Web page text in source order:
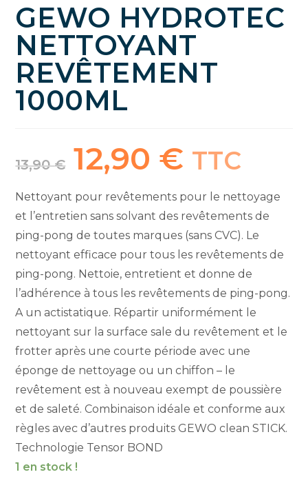
GEWO HYDROTEC
NETTOYANT
REVÊTEMENT
1000ML
13,90€
Le
prix
initial
12,90 € prix
TTC
Nettoyant pour revêtements pour le nettoyage
et l’entretien sans solvant des revêtements de
ping-pong de toutes marques (sans CVC). Le
nettoyant efficace pour tous les revêtements de
ping-pong. Nettoie, entretient et donne de
l’adhérence à tous les revêtements de ping-pong.
A un actistatique. Répartir uniformément le
nettoyant sur la surface sale du revêtement et le
frotter après une courte période avec une
éponge de nettoyage ou un chiffon – le
revêtement est à nouveau exempt de poussière
et de saleté. Combinaison idéale et conforme aux
règles avec d’autres produits GEWO clean STICK.
Technologie Tensor BOND
1 en stock !